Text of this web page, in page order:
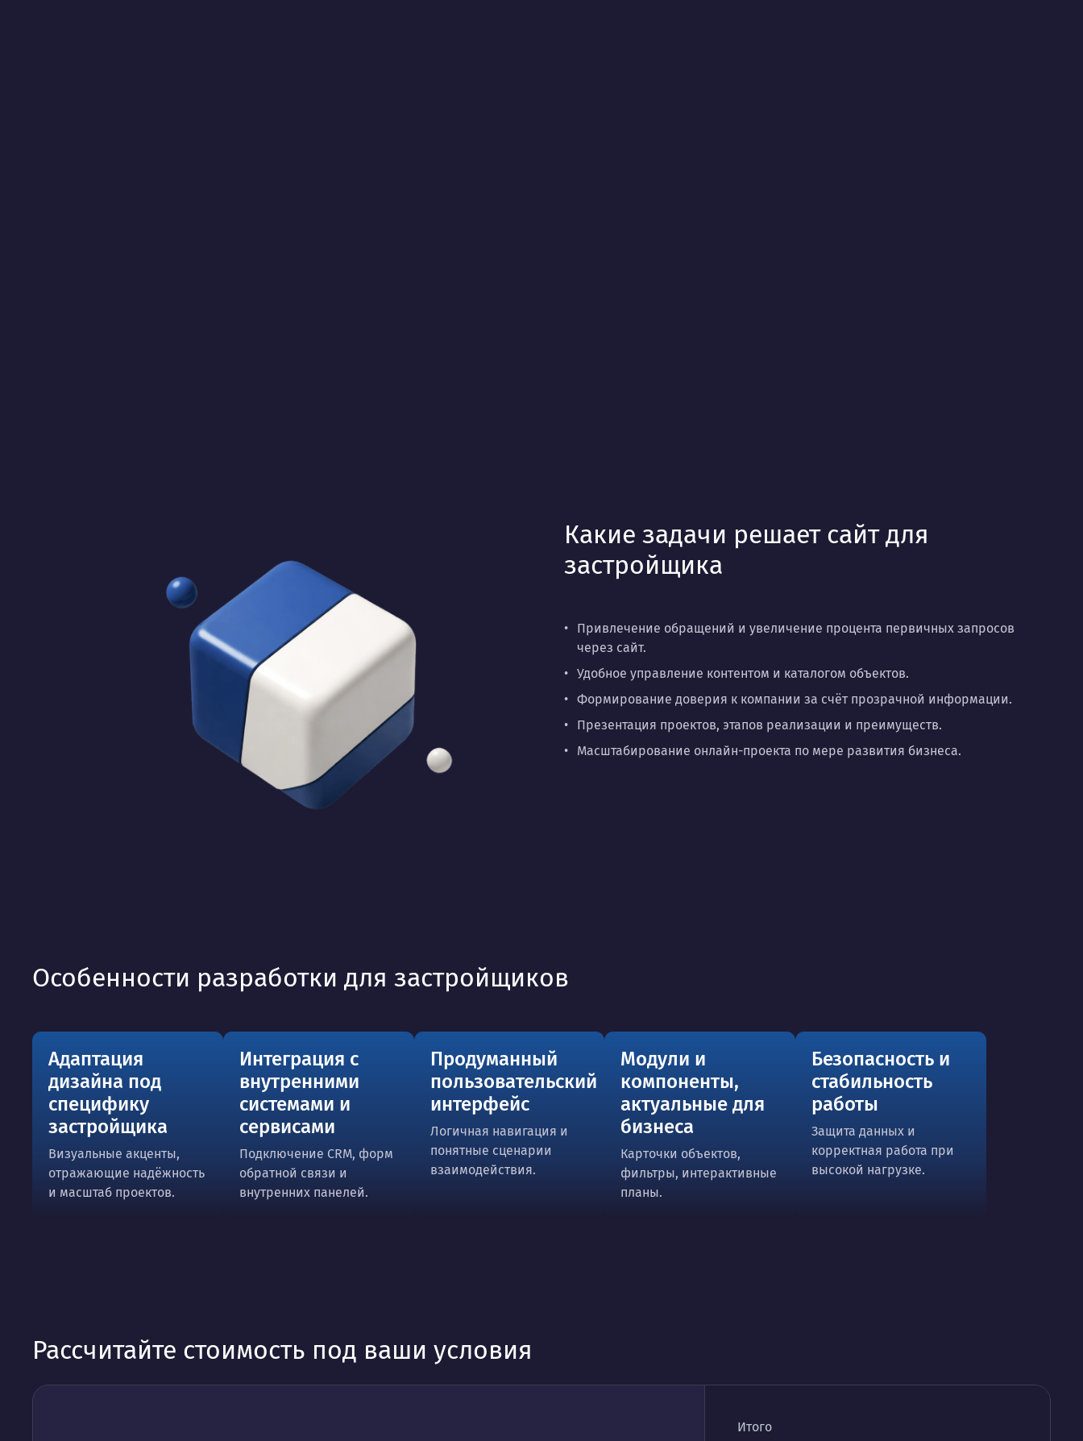
Какие задачи решает сайт для
застройщика
Привлечение обращений и увеличение процента первичных запросов
через сайт.
Удобное управление контентом и каталогом объектов.
Формирование доверия к компании за счёт прозрачной информации.
Презентация проектов, этапов реализации и преимуществ.
Масштабирование онлайн-проекта по мере развития бизнеса.
Особенности разработки для застройщиков
Адаптация
дизайна под
специфику
застройщика
Визуальные акценты,
отражающие надёжность
и масштаб проектов.
Интеграция с
внутренними
системами и
сервисами
Подключение CRM, форм
обратной связи и
внутренних панелей.
Продуманный
пользовательский
интерфейс
Логичная навигация и
понятные сценарии
взаимодействия.
Модули и
компоненты,
актуальные для
бизнеса
Карточки объектов,
фильтры, интерактивные
планы.
Безопасность и
стабильность
работы
Защита данных и
корректная работа при
высокой нагрузке.
Рассчитайте стоимость под ваши условия
Итого